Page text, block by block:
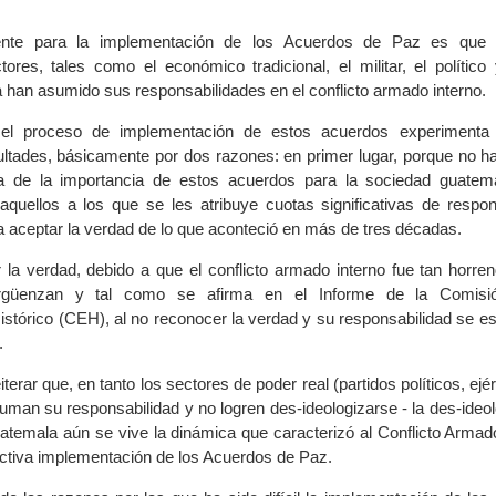
para la implementación de los Acuerdos de Paz es que
tales como el económico tradicional, el militar, el
han asumido sus responsabilidades en el conflicto armado interno.
proceso de implementación de estos acuerdos experimenta
básicamente por dos razones: en primer lugar, porque no
de la importancia de estos acuerdos para la sociedad
a los que se les atribuye cuotas significativas de
aceptar la verdad de lo que aconteció en más de tres décadas.
la verdad, debido a que el conflicto armado interno fue tan
y tal como se afirma en el Informe de la
(CEH), al no reconocer la verdad y su responsabilidad se
que, en tanto los sectores de poder real (partidos políticos,
su responsabilidad y no logren des-ideologizarse - la des-
aún se vive la dinámica que caracterizó al Conflicto
implementación de los Acuerdos de Paz.